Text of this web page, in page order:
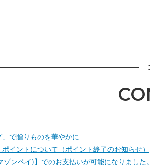
」で贈りものを華やかに
イントについて（ポイント終了のお知らせ）
ゾンペイ)】でのお支払いが可能になりました。